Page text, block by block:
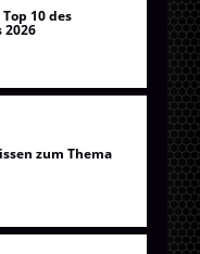
10 des
2026
zum Thema